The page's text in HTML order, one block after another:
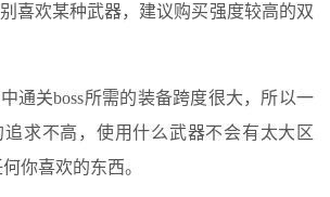
喜欢某种武器，建议购买强度较高的双
通关boss所需的装备跨度很大，所以一
求不高，使用什么武器不会有太大区
你喜欢的东西。